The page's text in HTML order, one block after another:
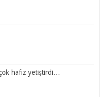
hafız yetiştirdi…